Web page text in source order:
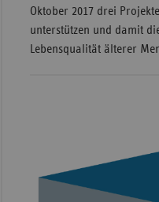
Oktober 2017 drei
unterstützen und damit
Lebensqualität älterer